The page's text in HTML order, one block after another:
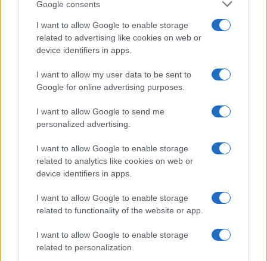
Google consents
I want to allow Google to enable storage
related to advertising like cookies on web or
device identifiers in apps.
I want to allow my user data to be sent to
Google for online advertising purposes.
I want to allow Google to send me
personalized advertising.
I want to allow Google to enable storage
related to analytics like cookies on web or
device identifiers in apps.
I want to allow Google to enable storage
related to functionality of the website or app.
I want to allow Google to enable storage
related to personalization.
Investeren 24
NL Newz